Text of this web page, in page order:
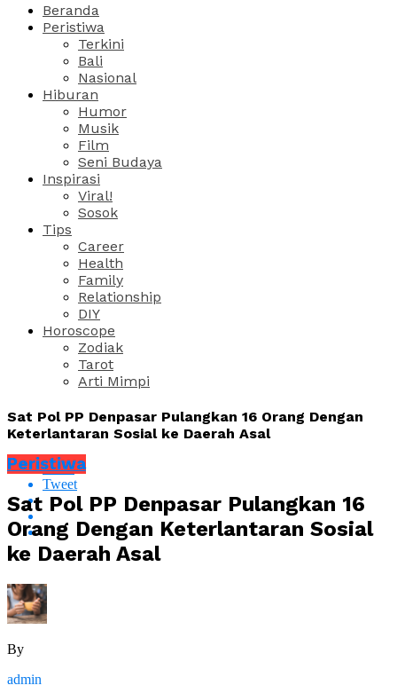
Beranda
Peristiwa
Terkini
Bali
Nasional
Hiburan
Humor
Musik
Film
Seni Budaya
Inspirasi
Viral!
Sosok
Tips
Career
Health
Family
Relationship
DIY
Horoscope
Zodiak
Tarot
Arti Mimpi
Sat Pol PP Denpasar Pulangkan 16 Orang Dengan
Keterlantaran Sosial ke Daerah Asal
Share
Tweet
Peristiwa
Sat Pol PP Denpasar Pulangkan 16
Orang Dengan Keterlantaran Sosial
ke Daerah Asal
By
admin